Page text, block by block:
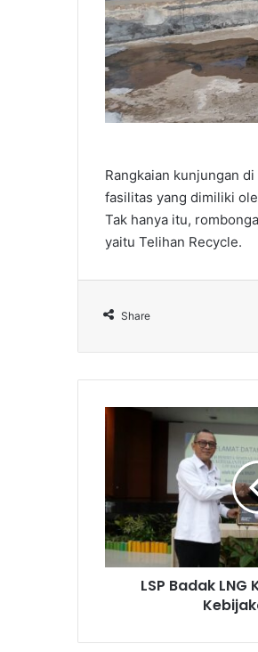
Rangkaian kunjungan
fasilitas yang dimiliki
Tak hanya itu,
yaitu Telihan Recycle.
Share
LSP
Patuhi
Kebijakan
BNSP
LSP Badak